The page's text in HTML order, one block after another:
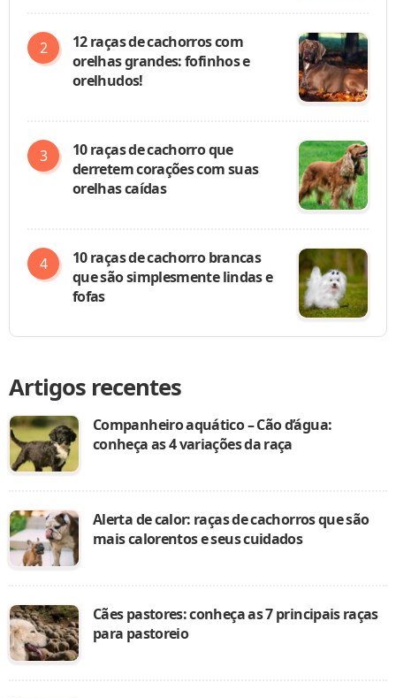
12 raças de cachorros com
orelhas grandes: fofinhos e
orelhudos!
10 raças de cachorro que
derretem corações com suas
orelhas caídas
10 raças de cachorro brancas
que são simplesmente lindas e
fofas
Artigos recentes
Companheiro aquático – Cão d’água:
conheça as 4 variações da raça
Alerta de calor: raças de cachorros que são
mais calorentos e seus cuidados
Cães pastores: conheça as 7 principais raças
para pastoreio